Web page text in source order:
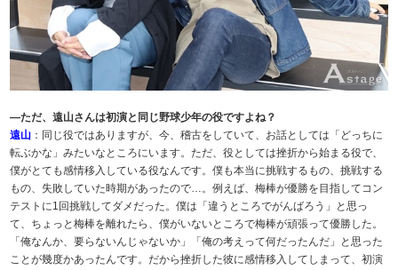
―ただ、遠山さんは初演と同じ野球少年の役ですよね？
遠山 ：同じ役ではありますが、今、稽古をしていて、お話としては「どっちに
転ぶかな」みたいなところにいます。ただ、役としては挫折から始まる役で、
僕がとても感情移入している役なんです。僕も本当に挑戦するもの、挑戦する
もの、失敗していた時期があったので…。例えば、梅棒が優勝を目指してコン
テストに1回挑戦してダメだった。僕は「違うところでがんばろう」と思っ
て、ちょっと梅棒を離れたら、僕がいないところで梅棒が頑張って優勝した。
「俺なんか、要らないんじゃないか」「俺の考えって何だったんだ」と思った
ことが幾度かあったんです。だから挫折した彼に感情移入してしまって、初演